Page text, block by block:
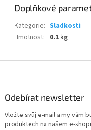
Doplňkové
Kategorie: Sladkosti
Hmotnost: 0.1 kg
Odebírat newsletter
Vložte svůj e-mail a my vám
produktech na našem e-